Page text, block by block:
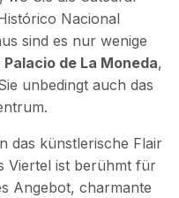
Nacional
sind es nur wenige
Palacio de La Moneda,
unbedingt auch das
das künstlerische Flair
Viertel ist berühmt für
Angebot, charmante